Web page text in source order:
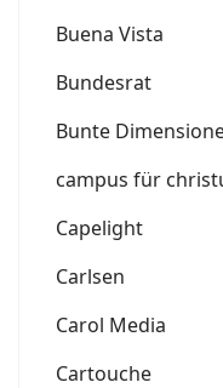
Buena Vista
Bundesrat
Bunte
campus für
Capelight
Carlsen
Carol Media
Cartouche